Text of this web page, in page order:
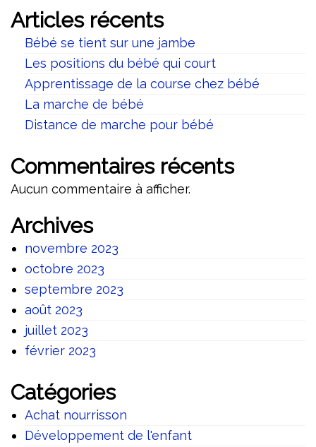
Articles récents
Bébé se tient sur une jambe
Les positions du bébé qui court
Apprentissage de la course chez bébé
La marche de bébé
Distance de marche pour bébé
Commentaires récents
Aucun commentaire à afficher.
Archives
novembre 2023
octobre 2023
septembre 2023
août 2023
juillet 2023
février 2023
Catégories
Achat nourrisson
Développement de l'enfant